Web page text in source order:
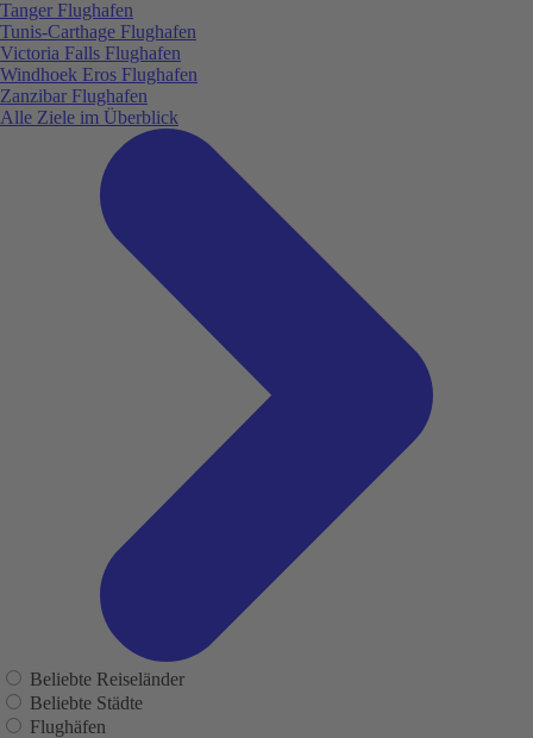
Tanger Flughafen
Tunis-Carthage Flughafen
Victoria Falls Flughafen
Windhoek Eros Flughafen
Zanzibar Flughafen
Alle Ziele im Überblick
Beliebte Reiseländer
Beliebte Städte
Flughäfen